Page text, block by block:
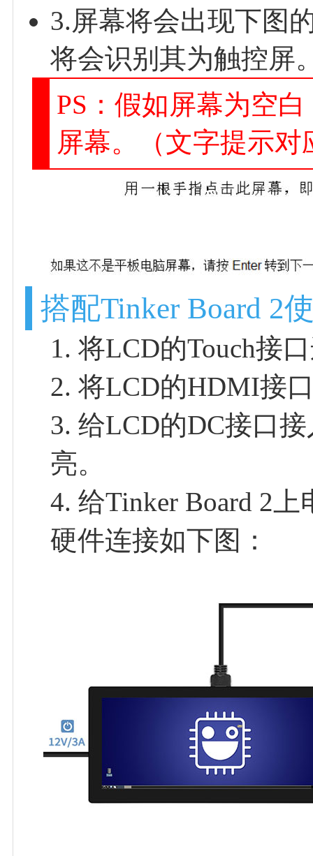
3.屏幕将会出现下图
将会识别其为触控屏
PS：假如屏幕为空
屏幕。（文字提示
搭配Tinker Board 2
1. 将LCD的Touch接
2. 将LCD的HDMI接
3. 给LCD的DC接口
亮。
4. 给Tinker Board 2
硬件连接如下图：